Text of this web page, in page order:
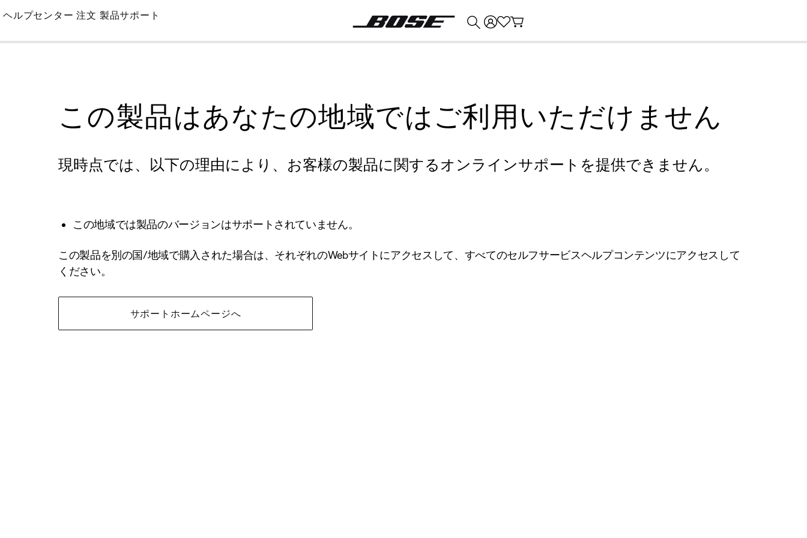
Skip
Main
ヘルプセンター 注文 製品サポート
この製品はあなたの地域ではご利用いただけません
現時点では、以下の理由により、お客様の製品に関するオンラインサポートを提供できません。
この地域では製品のバージョンはサポートされていません。
この製品を別の国/地域で購入された場合は、それぞれのWebサイトにアクセスして、すべてのセルフサービスヘルプコンテンツにアクセスして
ください。
サポートホームページへ